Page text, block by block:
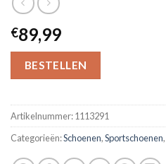
€89,99
BESTELLEN
Artikelnummer:1113291
Categorieën:Schoenen,Sportschoenen,